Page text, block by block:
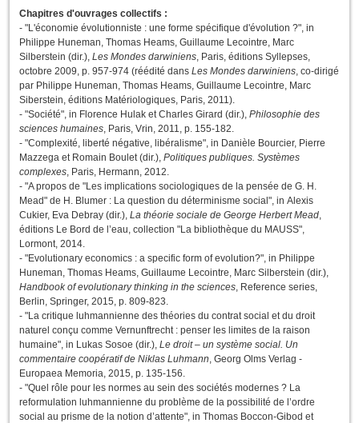
Chapitres d'ouvrages collectifs :
- "L'économie évolutionniste : une forme spécifique d'évolution ?", in
Philippe Huneman, Thomas Heams, Guillaume Lecointre, Marc
Silberstein (dir.), Les Mondes darwiniens, Paris, éditions Syllepses,
octobre 2009, p. 957-974 (réédité dans Les Mondes darwiniens, co-dirigé
par Philippe Huneman, Thomas Heams, Guillaume Lecointre, Marc
Siberstein, éditions Matériologiques, Paris, 2011).
- "Société", in Florence Hulak et Charles Girard (dir.), Philosophie des
sciences humaines, Paris, Vrin, 2011, p. 155-182.
- "Complexité, liberté négative, libéralisme", in Danièle Bourcier, Pierre
Mazzega et Romain Boulet (dir.), Politiques publiques. Systèmes
complexes, Paris, Hermann, 2012.
- "A propos de "Les implications sociologiques de la pensée de G. H.
Mead" de H. Blumer : La question du déterminisme social", in Alexis
Cukier, Eva Debray (dir.), La théorie sociale de George Herbert Mead,
éditions Le Bord de l’eau, collection "La bibliothèque du MAUSS",
Lormont, 2014.
- "Evolutionary economics : a specific form of evolution?", in Philippe
Huneman, Thomas Heams, Guillaume Lecointre, Marc Silberstein (dir.),
Handbook of evolutionary thinking in the sciences, Reference series,
Berlin, Springer, 2015, p. 809-823.
- "La critique luhmannienne des théories du contrat social et du droit
naturel conçu comme Vernunftrecht : penser les limites de la raison
humaine", in Lukas Sosoe (dir.), Le droit – un système social. Un
commentaire coopératif de Niklas Luhmann, Georg Olms Verlag -
Europaea Memoria, 2015, p. 135-156.
- "Quel rôle pour les normes au sein des sociétés modernes ? La
reformulation luhmannienne du problème de la possibilité de l’ordre
social au prisme de la notion d’attente", in Thomas Boccon-Gibod et